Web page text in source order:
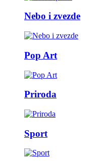
Nebo i zvezde
Pop Art
Priroda
Sport